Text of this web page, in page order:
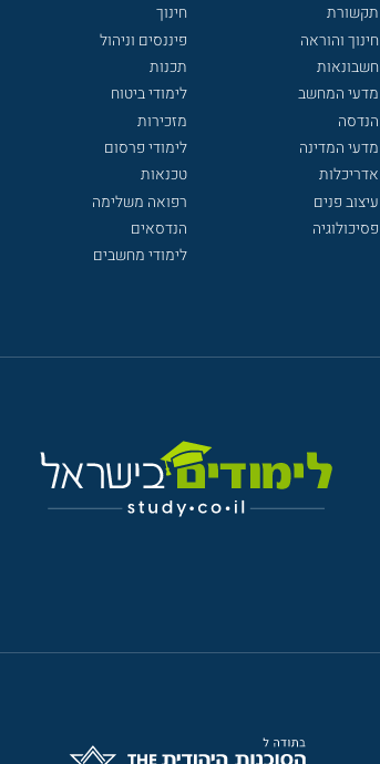
תקשורת
חינוך והוראה
חשבונאות
מדעי המחשב
הנדסה
מדעי המדינה
אדריכלות
עיצוב פנים
פסיכולוגיה
חינוך
פיננסים וניהול
תכנות
לימודי ביטוח
מזכירות
לימודי פרסום
טכנאות
רפואה משלימה
הנדסאים
לימודי מחשבים